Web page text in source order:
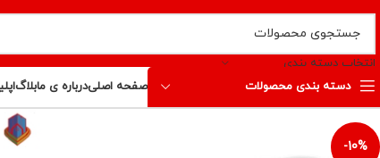
انتخاب دسته بندی
دسته بندی محصولات
صفحه اصلیدرباره ی مابلاگ
-10%